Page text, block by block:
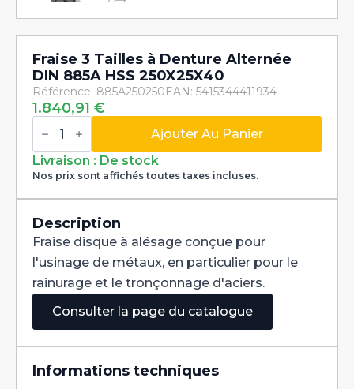
Fraise 3 Tailles à Denture Alternée
DIN 885A HSS 250X25X40
Référence: 885A250250EAN: 5415344411934
1.840,91 €
quantité
de
3
Tailles
Denture
DIN
885A
HSS
250X25X40
Ajouter Au Panier
Livraison : De stock
Nos prix sont affichés toutes taxes incluses.
Description
Fraise disque à alésage conçue pour
l'usinage de métaux, en particulier pour le
rainurage et le tronçonnage d'aciers.
Consulter la page du catalogue
Informations techniques